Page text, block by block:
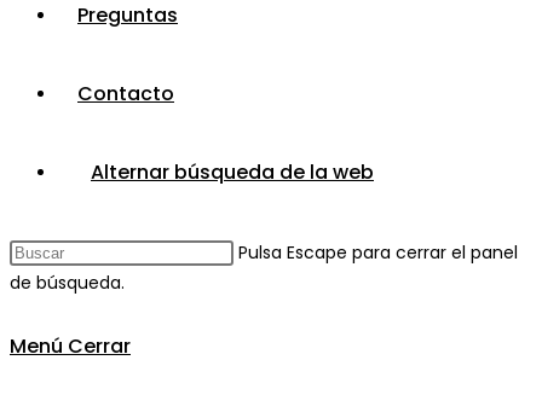
Preguntas
Contacto
Alternar búsqueda de la web
Pulsa Escape para cerrar el panel
de búsqueda.
Menú Cerrar